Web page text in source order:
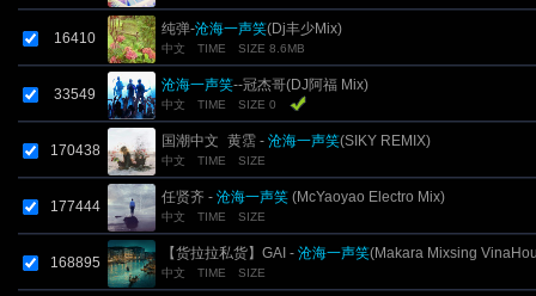
16410
纯弹-沧海一声笑(Dj丰少Mix)
中文 TIME SIZE 8.6MB
33549
沧海一声笑--冠杰哥(DJ阿福 Mix)
中文 TIME SIZE 0
170438
国潮中文_黄霑 - 沧海一声笑(SIKY REMIX)
中文 TIME SIZE
177444
任贤齐 - 沧海一声笑 (McYaoyao Electro Mix)
中文 TIME SIZE
168895
【货拉拉私货】GAI - 沧海一声笑(Makara Mixsing
Mix 国语男)
中文 TIME SIZE